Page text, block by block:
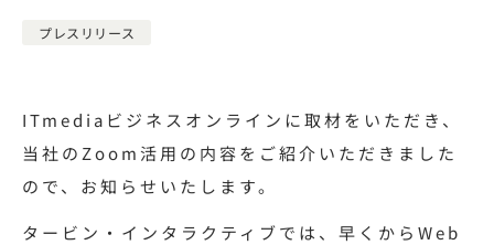
プレスリリース
ITmediaビジネスオンラインに取材をいただき、
当社のZoom活用の内容をご紹介いただきました
ので、お知らせいたします。
タービン・インタラクティブでは、早くからWeb